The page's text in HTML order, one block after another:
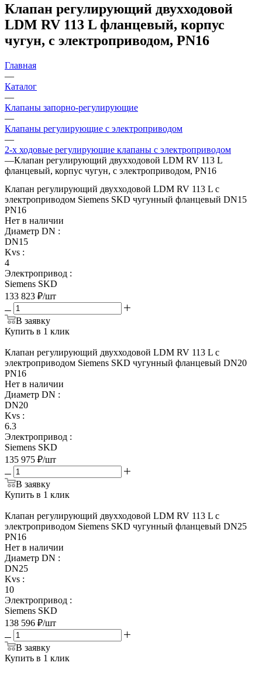
Клапан регулирующий двухходовой
LDM RV 113 L фланцевый, корпус
чугун, с электроприводом, PN16
Главная
—
Каталог
—
Клапаны запорно-регулирующие
—
Клапаны регулирующие с электроприводом
—
2-х ходовые регулирующие клапаны с электроприводом
—Клапан регулирующий двухходовой LDM RV 113 L
фланцевый, корпус чугун, с электроприводом, PN16
Клапан регулирующий двухходовой LDM RV 113 L с
электроприводом Siemens SKD чугунный фланцевый DN15
PN16
Нет в наличии
Диаметр DN :
DN15
Kvs :
4
Электропривод :
Siemens SKD
133 823 ₽/шт
В заявку
Купить в 1 клик
Клапан регулирующий двухходовой LDM RV 113 L с
электроприводом Siemens SKD чугунный фланцевый DN20
PN16
Нет в наличии
Диаметр DN :
DN20
Kvs :
6.3
Электропривод :
Siemens SKD
135 975 ₽/шт
В заявку
Купить в 1 клик
Клапан регулирующий двухходовой LDM RV 113 L с
электроприводом Siemens SKD чугунный фланцевый DN25
PN16
Нет в наличии
Диаметр DN :
DN25
Kvs :
10
Электропривод :
Siemens SKD
138 596 ₽/шт
В заявку
Купить в 1 клик